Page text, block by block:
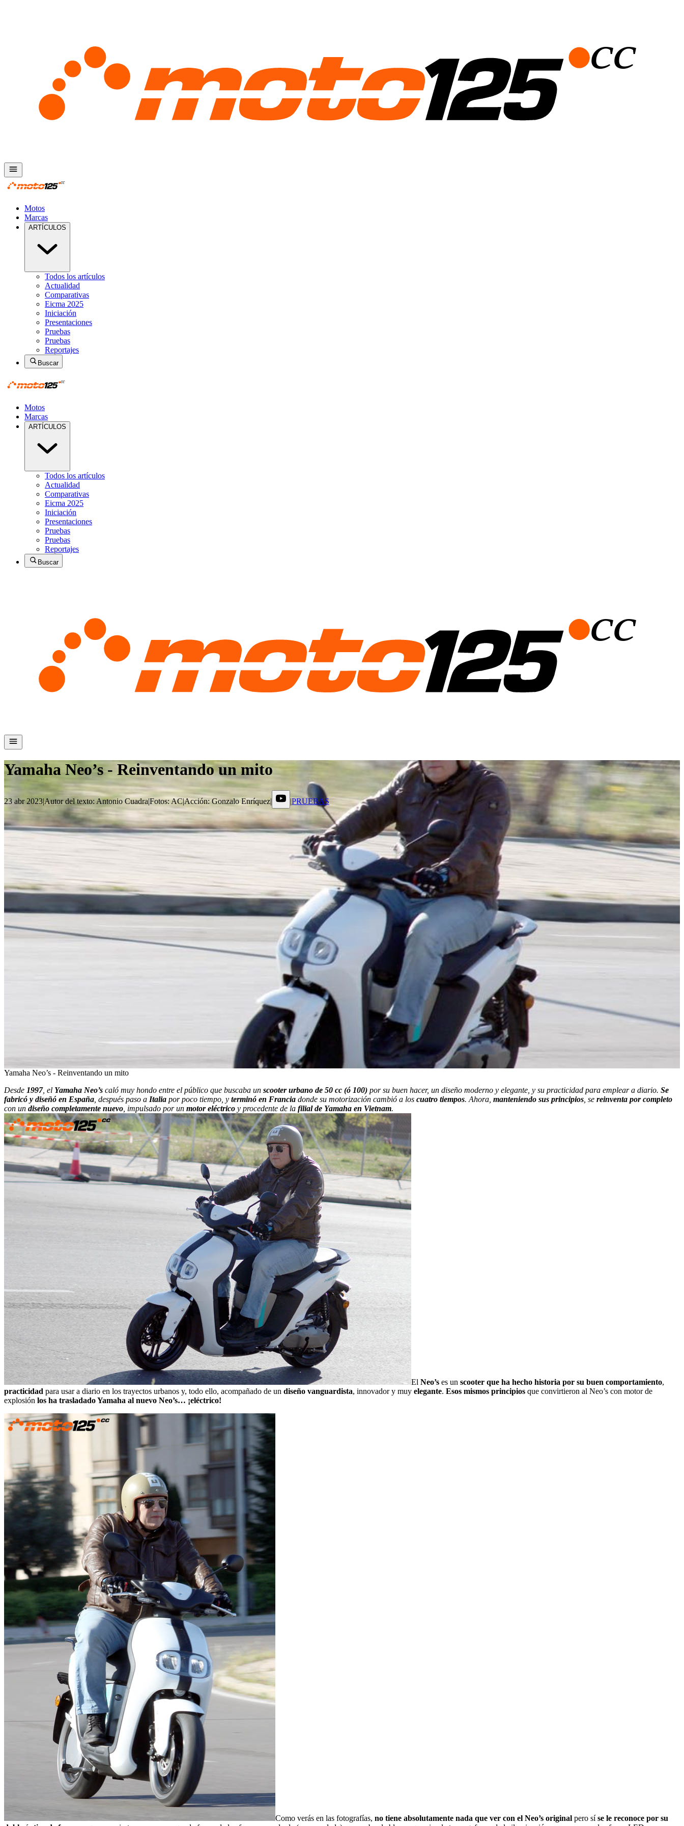
Motos
Marcas
ARTÍCULOS
Todos los artículos
Actualidad
Comparativas
Eicma 2025
Iniciación
Presentaciones
Pruebas
Pruebas
Reportajes
Buscar
Motos
Marcas
ARTÍCULOS
Todos los artículos
Actualidad
Comparativas
Eicma 2025
Iniciación
Presentaciones
Pruebas
Pruebas
Reportajes
Buscar
Yamaha Neo’s - Reinventando un mito
23 abr 2023|Autor del texto:Antonio Cuadra|Fotos:AC|Acción: Gonzalo Enríquez| |PRUEBAS
Yamaha Neo’s - Reinventando un mito
Desde 1997, el Yamaha Neo’s caló muy hondo entre el público que buscaba un scooter urbano de 50 cc (ó 100) por su buen hacer, un diseño moderno y elegante, y su practicidad para emplear a diario. Se
fabricó y diseñó en España , después paso a Italia por poco tiempo, y terminó en Francia donde su motorización cambió a los cuatro tiempos. Ahora, manteniendo sus principios , se reinventa por completo
con un diseño completamente nuevo , impulsado por un motor eléctrico y procedente de la filial de Yamaha en Vietnam.
El Neo’s es un scooter que ha hecho historia por su buen comportamiento,
practicidad para usar a diario en los trayectos urbanos y, todo ello, acompañado de un diseño vanguardista, innovador y muy elegante. Esos mismos principios que convirtieron al Neo’s con motor de
explosión los ha trasladado Yamaha al nuevo Neo’s… ¡eléctrico!
Como verás en las fotografías, no tiene absolutamente nada que ver con el Neo’s original pero síse le reconoce por su